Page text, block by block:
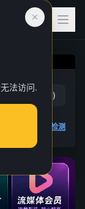
踩 )
播放检测
法访问.